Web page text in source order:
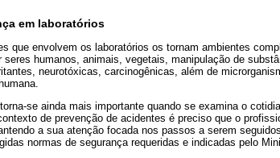
em laboratórios
que envolvem os laboratórios os tornam ambientes
seres humanos, animais, vegetais, manipulação de
neurotóxicas, carcinogênicas, além de
se ainda mais importante quando se examina o
de prevenção de acidentes é preciso que o
a sua atenção focada nos passos a serem
normas de segurança requeridas e indicadas pelo